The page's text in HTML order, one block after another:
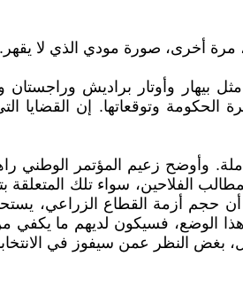
مرة أخرى، صورة مودي الذي لا يقهر.
بيهار وأوتار براديش
الحكومة وتوقعاتها. إن
وأوضح زعيم المؤتمر الوطني
الفلاحين، سواء تلك
حجم أزمة القطاع الزراعي،
الوضع، فسيكون لديهم ما يكفي
بغض النظر عمن سيفوز في